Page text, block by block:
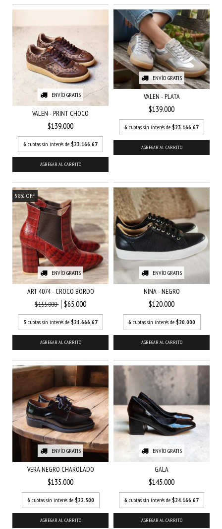
ENVÍO GRATIS
VALEN - PRINT CHOCO
$139.000
6 cuotas sin interés de $23.166,67
AGREGAR AL CARRITO
ENVÍO GRATIS
VALEN - PLATA
$139.000
6 cuotas sin interés de $23.166,67
AGREGAR AL CARRITO
58% OFF
ENVÍO GRATIS
ART 4074 - CROCO BORDO
$155.000
$65.000
3 cuotas sin interés de $21.666,67
AGREGAR AL CARRITO
ENVÍO GRATIS
NINA - NEGRO
$120.000
6 cuotas sin interés de $20.000
AGREGAR AL CARRITO
ENVÍO GRATIS
VERA NEGRO CHAROLADO
$135.000
6 cuotas sin interés de $22.500
AGREGAR AL CARRITO
ENVÍO GRATIS
GALA
$145.000
6 cuotas sin interés de $24.166,67
AGREGAR AL CARRITO